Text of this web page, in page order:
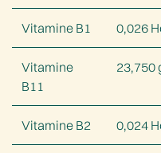
Vitamine B1 0,026
Vitamine
B11
23,750
Vitamine B2 0,024